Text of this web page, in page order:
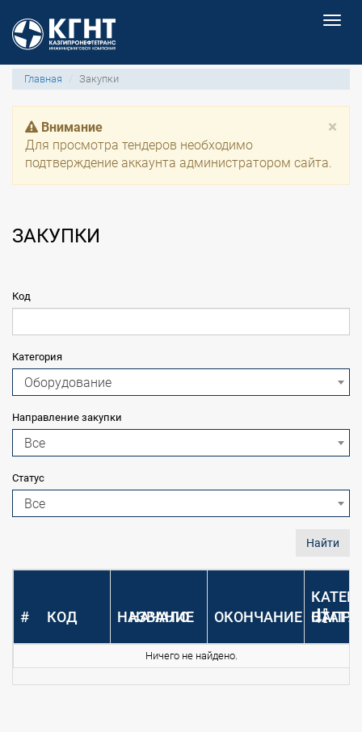
Главная Закупки
×
Внимание
Для просмотра тендеров необходимо
подтверждение аккаунта администратором сайта.
ЗАКУПКИ
Код
Категория
Оборудование
Направление закупки
Все
Статус
Все
Найти
# КОД НАЗВАНИЕ
НАЧАЛО ОКОНЧАНИЕ
Ничего не найдено.